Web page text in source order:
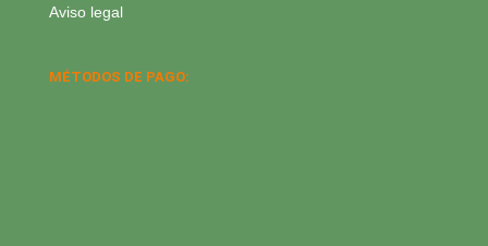
Aviso legal
MÉTODOS DE PAGO: